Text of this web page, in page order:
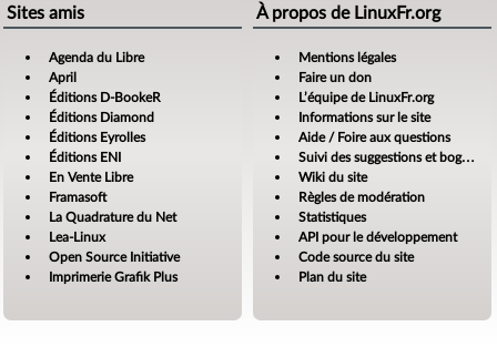
Sites amis
Agenda du Libre
April
Éditions D-BookeR
Éditions Diamond
Éditions Eyrolles
Éditions ENI
En Vente Libre
Framasoft
La Quadrature du Net
Lea-Linux
Open Source Initiative
Imprimerie Grafik Plus
À propos de LinuxFr.org
Mentions légales
Faire un don
L’équipe de LinuxFr.org
Informations sur le site
Aide / Foire aux questions
Suivi des suggestions et bogues
Wiki du site
Règles de modération
Statistiques
API pour le développement
Code source du site
Plan du site